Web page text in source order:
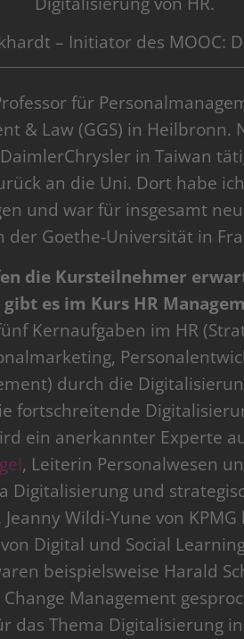
– Initiator des MOOC:
für
& Law (GGS) in
in Taiwan
an die Uni. Dort habe
und war für insgesamt
der Goethe-Universität in
die Kursteilnehmer
es im Kurs HR
Kernaufgaben im HR
durch die
fortschreitende
ein anerkannter Experte
, Leiterin Personalwesen
Digitalisierung und
Wildi-Yune von
Digital und Social
beispielsweise Harald
Management
das Thema Digitalisierung